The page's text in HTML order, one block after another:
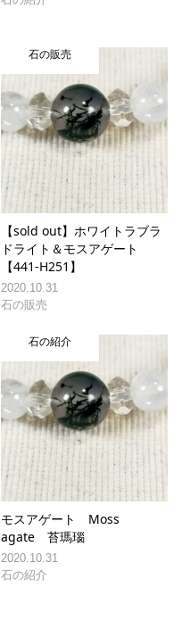
石の販売
【sold out】ホワイトラブラ
ドライト＆モスアゲート
【441-H251】
2020.10.31
石の販売
石の紹介
モスアゲート Moss
agate 苔瑪瑙
2020.10.31
石の紹介